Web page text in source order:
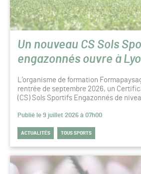
Un nouveau CS Sols
engazonnés ouvre à
L’organisme de formation
rentrée de septembre 2026, un
(CS) Sols Sportifs Engazonnés de
Publié le 9 juillet 2026 à 07h00
ACTUALITÉS TOUS SPORTS